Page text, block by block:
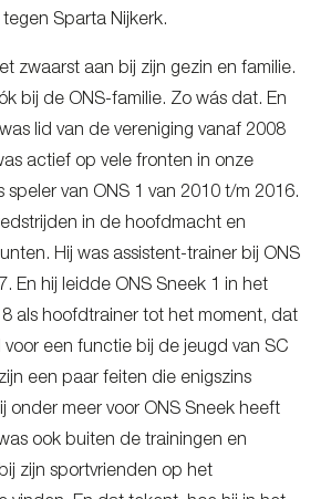
Sparta Nijkerk.
zwaarst aan bij zijn gezin en familie.
bij de ONS-familie. Zo wás dat. En
lid van de vereniging vanaf 2008
actief op vele fronten in onze
speler van ONS 1 van 2010 t/m 2016.
in de hoofdmacht en
Hij was assistent-trainer bij ONS
En hij leidde ONS Sneek 1 in het
als hoofdtrainer tot het moment, dat
voor een functie bij de jeugd van SC
een paar feiten die enigszins
onder meer voor ONS Sneek heeft
ook buiten de trainingen en
zijn sportvrienden op het